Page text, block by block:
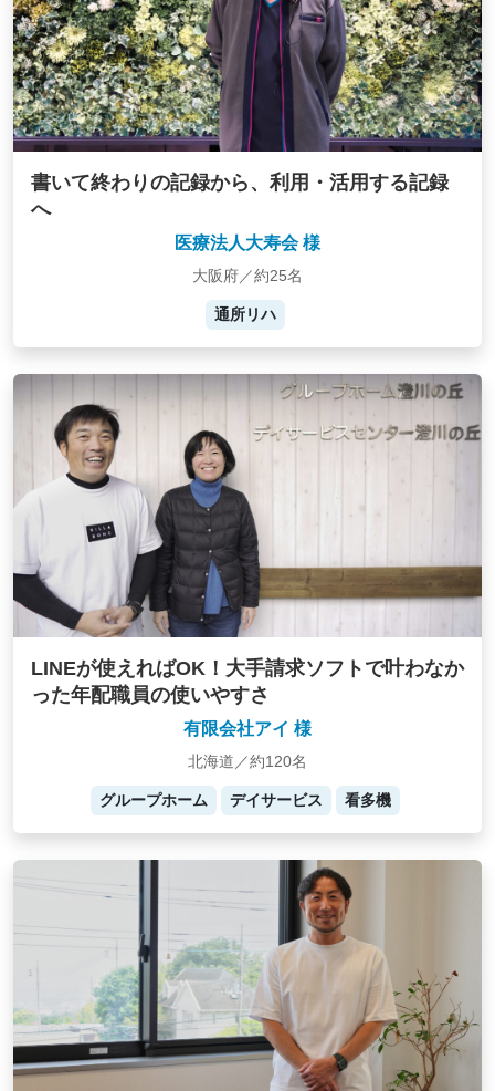
書いて終わりの記録から、利用・活用する記録
へ
医療法人大寿会 様
大阪府／約25名
通所リハ
LINEが使えればOK！大手請求ソフトで叶わなか
った年配職員の使いやすさ
有限会社アイ 様
北海道／約120名
グループホーム デイサービス 看多機